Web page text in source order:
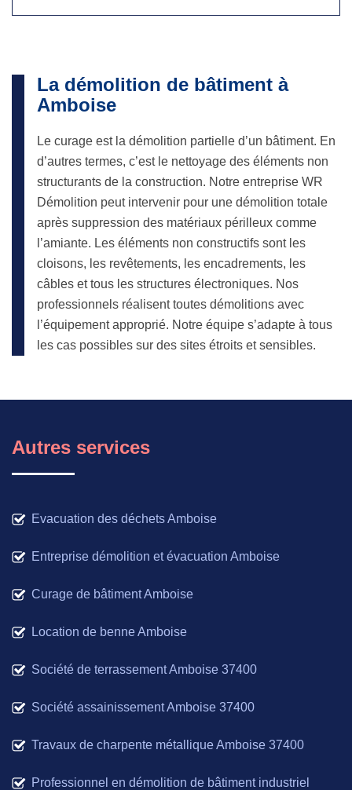
La démolition de bâtiment à
Amboise
Le curage est la démolition partielle d’un bâtiment. En
d’autres termes, c’est le nettoyage des éléments non
structurants de la construction. Notre entreprise WR
Démolition peut intervenir pour une démolition totale
après suppression des matériaux périlleux comme
l’amiante. Les éléments non constructifs sont les
cloisons, les revêtements, les encadrements, les
câbles et tous les structures électroniques. Nos
professionnels réalisent toutes démolitions avec
l’équipement approprié. Notre équipe s’adapte à tous
les cas possibles sur des sites étroits et sensibles.
Autres services
Evacuation des déchets Amboise
Entreprise démolition et évacuation Amboise
Curage de bâtiment Amboise
Location de benne Amboise
Société de terrassement Amboise 37400
Société assainissement Amboise 37400
Travaux de charpente métallique Amboise 37400
Professionnel en démolition de bâtiment industriel